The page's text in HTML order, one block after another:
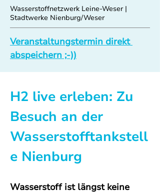
Wasserstoffnetzwerk Leine-Weser |
Stadtwerke Nienburg/Weser
Veranstaltungstermin direkt
abspeichern ;-))
H2 live erleben: Zu
Besuch an der
Wasserstofftankstell
e Nienburg
Wasserstoff ist längst keine